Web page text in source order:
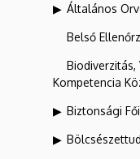
Általános
Belső
Kompetencia
Biztonsági